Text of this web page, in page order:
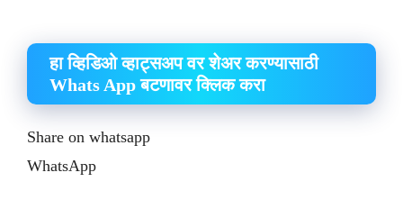
हा व्हिडिओ व्हाट्सअप वर शेअर करण्यासाठी
Whats App बटणावर क्लिक करा
Share on whatsapp
WhatsApp